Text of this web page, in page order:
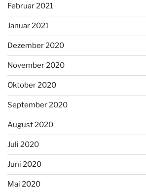
Februar 2021
Januar 2021
Dezember 2020
November 2020
Oktober 2020
September 2020
August 2020
Juli 2020
Juni 2020
Mai 2020